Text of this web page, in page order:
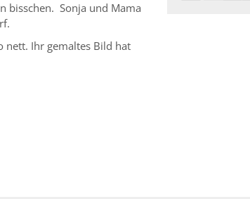
bisschen. Sonja und Mama
nett. Ihr gemaltes Bild hat